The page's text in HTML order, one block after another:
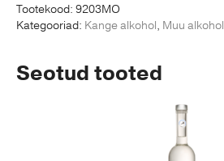
Tootekood: 9203MO
Kategooriad: Kange alkohol, Muu alkohol
Seotud tooted